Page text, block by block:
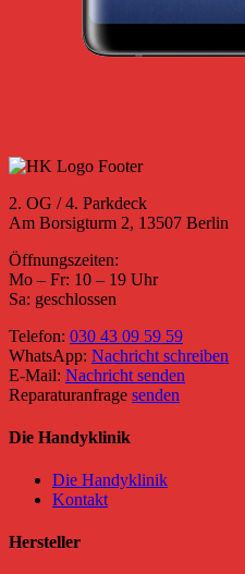
2. OG / 4. Parkdeck
Am Borsigturm 2, 13507 Berlin
Öffnungszeiten:
Mo – Fr: 10 – 19 Uhr
Sa: geschlossen
Telefon: 030 43 09 59 59
WhatsApp: Nachricht schreiben
E-Mail: Nachricht senden
Reparaturanfrage senden
Die Handyklinik
Die Handyklinik
Kontakt
Hersteller